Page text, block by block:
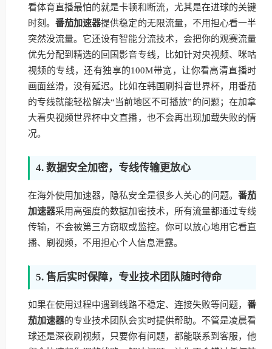
看体育直播最怕的就是卡顿和断流，尤其是在进球的关键
时刻。番茄加速器提供稳定的无限流量，不用担心看一半
突然没流量。它还设有智能分流技术，会把你的观赛流量
优先分配到精选的回国影音专线，比如针对央视频、咪咕
视频的专线，还有独享的100M带宽，让你看高清直播时
画面丝滑，没有延迟。比如在韩国刷抖音世界杯，用番茄
的专线就能轻松解决“当前地区不可播放”的问题；在加拿
大看央视频世界杯中文直播，也不会再出现加载失败的情
况。
4. 数据安全加密，专线传输更放心
在海外使用加速器，隐私安全是很多人关心的问题。 番茄
加速器采用高强度的数据加密技术，所有流量都通过专线
传输，不会被第三方窃取或监控。你可以放心地用它看直
播、刷视频，不用担心个人信息泄露。
5. 售后实时保障，专业技术团队随时待命
如果在使用过程中遇到线路不稳定、连接失败等问题， 番
茄加速器的专业技术团队会实时提供帮助。不管是凌晨看
球还是深夜刷视频，只要你有问题，都能联系到客服，他